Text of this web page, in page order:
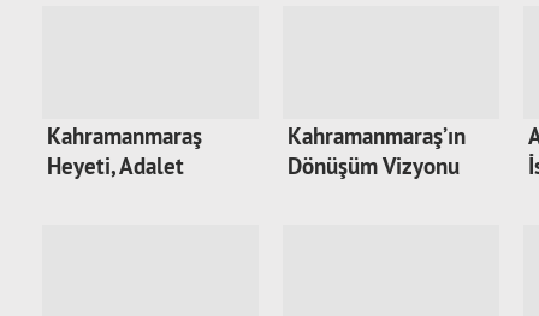
Kahramanmaraş
Heyeti, Adalet
Kahramanmaraş’ın
Dönüşüm Vizyonu